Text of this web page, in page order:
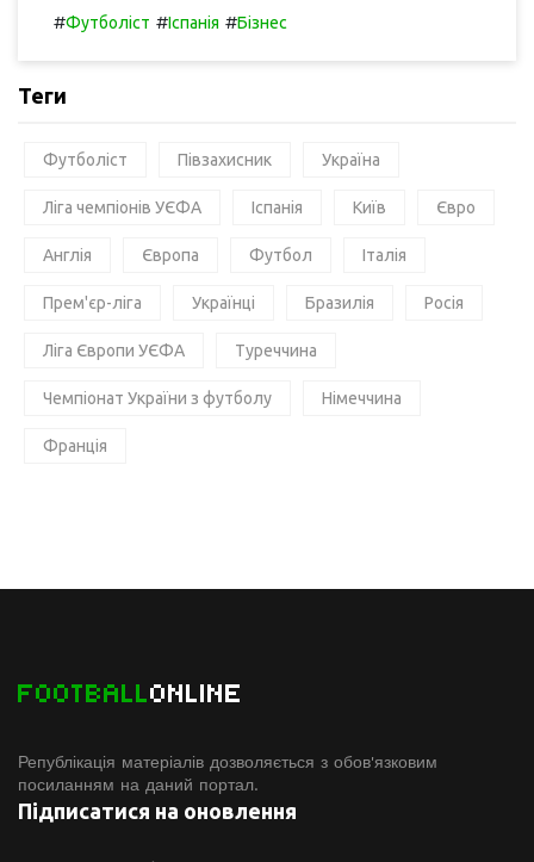
#Футболіст #Іспанія #Бізнес
Теги
Футболіст Півзахисник Україна
Ліга чемпіонів УЄФА Іспанія Київ Євро
Англія Європа Футбол Італія
Прем'єр-ліга Українці Бразилія Росія
Ліга Європи УЄФА Туреччина
Чемпіонат України з футболу Німеччина
Франція
FOOTBALLONLINE
Републікація матеріалів дозволяється з обов'язковим
посиланням на даний портал.
Підписатися на оновлення